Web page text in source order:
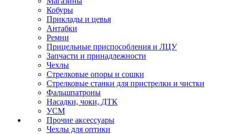
Кобуры
Приклады и цевья
Антабки
Ремни
Прицельные приспособления и ЛЦУ
Запчасти и принадлежности
Чехлы
Стрелковые опоры и сошки
Стрелковые станки для пристрелки и чистки
Фальшпатроны
Насадки, чоки, ДТК
УСМ
Прочие аксессуары
Чехлы для оптики